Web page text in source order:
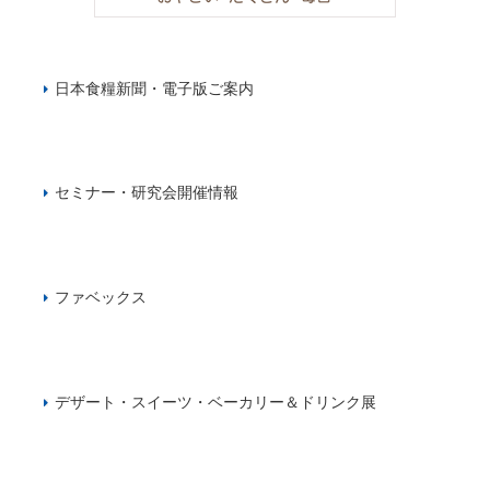
日本食糧新聞・電子版ご案内
セミナー・研究会開催情報
ファベックス
デザート・スイーツ・ベーカリー＆ドリンク展